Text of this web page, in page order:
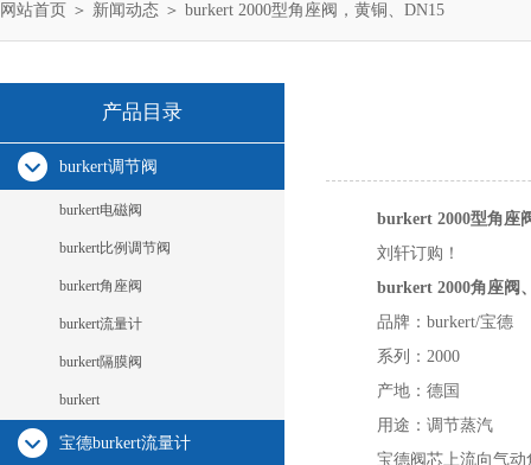
网站首页 ＞ 新闻动态 ＞ burkert 2000型角座阀，黄铜、DN15
产品目录
burkert调节阀
burkert电磁阀
burkert比例调节阀
burkert角座阀
burkert流量计
burkert隔膜阀
burkert
宝德burkert流量计
burkert 2000型角座
刘轩订购！
burkert 2000角座阀
品牌：burkert/宝德
系列：2000
产地：德国
用途：调节蒸汽
宝德阀芯上流向气